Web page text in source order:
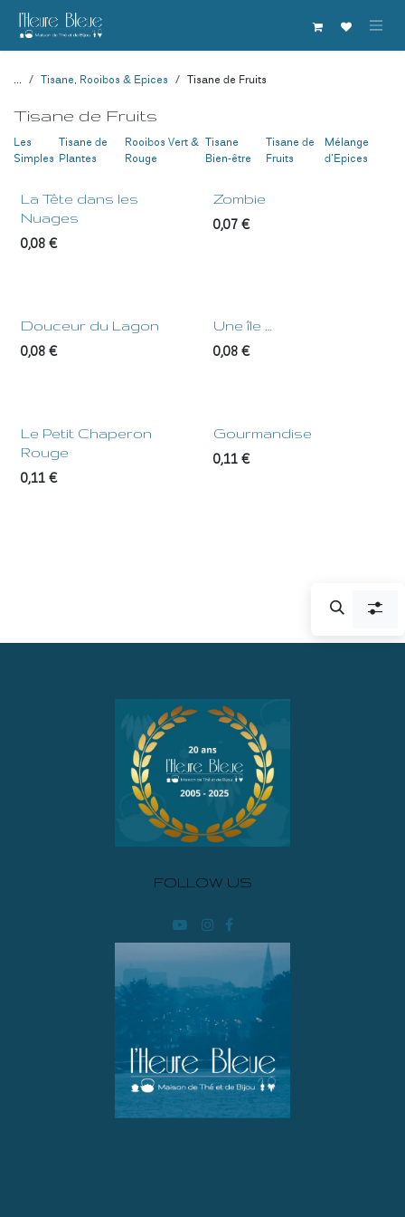
Se rendre au contenu
... Tisane, Rooibos & Epices Tisane de Fruits
Tisane de Fruits
Les
Simples
Tisane de
Plantes
Rooibos Vert &
Rouge
Tisane
Bien-être
Tisane de
Fruits
Mélange
d'Epices
La Tête dans les
Nuages
0,08€
Zombie
0,07€
Douceur du Lagon
0,08€
Une île …
0,08€
Le Petit Chaperon
Rouge
0,11€
Gourmandise
0,11€
FOLLOW US